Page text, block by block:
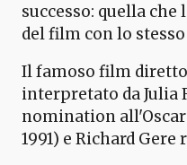
successo: quella
del film con lo
Il famoso film
interpretato da Julia
nomination
1991) e Richard